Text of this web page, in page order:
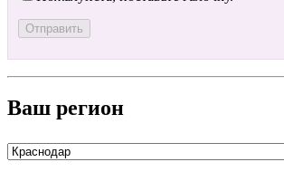
Ваш регион